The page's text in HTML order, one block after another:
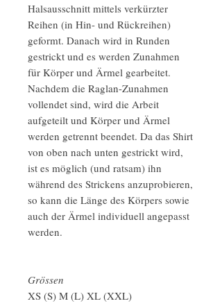
Halsausschnitt mittels verkürzter
Reihen (in Hin- und Rückreihen)
geformt. Danach wird in Runden
gestrickt und es werden Zunahmen
für Körper und Ärmel gearbeitet.
Nachdem die Raglan-Zunahmen
vollendet sind, wird die Arbeit
aufgeteilt und Körper und Ärmel
werden getrennt beendet. Da das Shirt
von oben nach unten gestrickt wird,
ist es möglich (und ratsam) ihn
während des Strickens anzuprobieren,
so kann die Länge des Körpers sowie
auch der Ärmel individuell angepasst
werden.
Grössen
XS (S) M (L) XL (XXL)